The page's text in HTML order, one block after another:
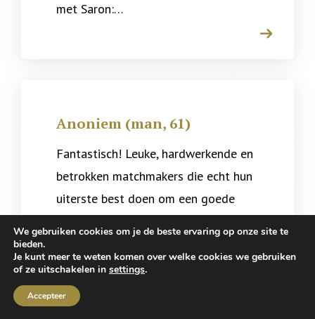
met Saron:…
arrow
Anoniem (man, 61)
Fantastisch! Leuke, hardwerkende en
betrokken matchmakers die echt hun
uiterste best doen om een goede
We gebruiken cookies om je de beste ervaring op onze site te
bieden.
Je kunt meer te weten komen over welke cookies we gebruiken
of ze uitschakelen in settings.
Accepteer